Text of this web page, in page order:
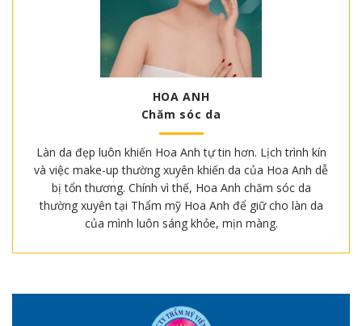
HOA ANH
Chăm sóc da
Làn da đẹp luôn khiến Hoa Anh tự tin hơn. Lịch trình kín
và việc make-up thường xuyên khiến da của Hoa Anh dễ
bị tổn thương. Chính vì thế, Hoa Anh chăm sóc da
thường xuyên tại Thẩm mỹ Hoa Anh để giữ cho làn da
của mình luôn sáng khỏe, mịn màng.